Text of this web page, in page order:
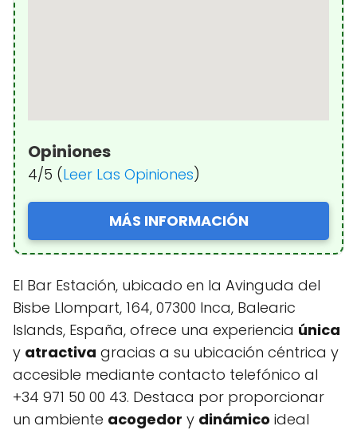
Opiniones
4/5 (Leer Las Opiniones)
MÁS INFORMACIÓN
El Bar Estación, ubicado en la Avinguda del
Bisbe Llompart, 164, 07300 Inca, Balearic
Islands, España, ofrece una experiencia única
y atractiva gracias a su ubicación céntrica y
accesible mediante contacto telefónico al
+34 971 50 00 43. Destaca por proporcionar
un ambiente acogedor y dinámico ideal